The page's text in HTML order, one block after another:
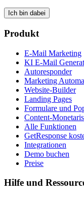
Ich bin dabei
Produkt
E-Mail Marketing
KI E-Mail
Autoresponder
Marketing
Website-Builder
Landing Pages
Formulare und
Content-
Alle Funktionen
GetResponse
Integrationen
Demo buchen
Preise
Hilfe und